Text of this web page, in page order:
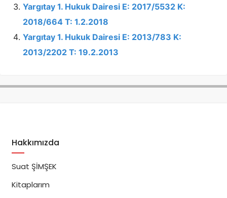
Yargıtay 1. Hukuk Dairesi E: 2017/5532 K:
2018/664 T: 1.2.2018
Yargıtay 1. Hukuk Dairesi E: 2013/783 K:
2013/2202 T: 19.2.2013
Hakkımızda
Suat ŞİMŞEK
Kitaplarım